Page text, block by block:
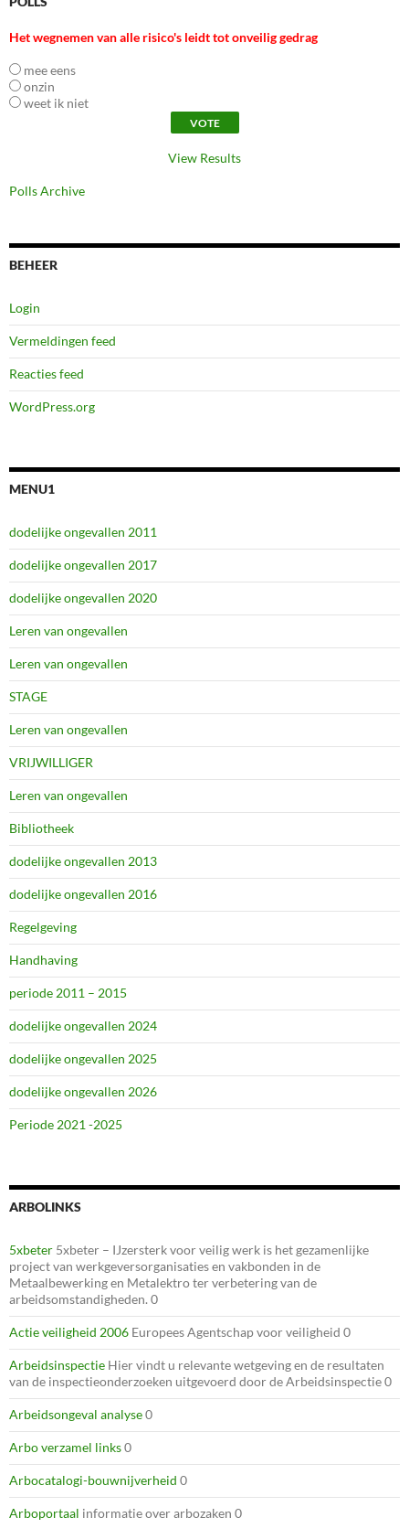
Het wegnemen van alle risico's leidt tot onveilig gedrag
mee eens
onzin
weet ik niet
View Results
Polls Archive
BEHEER
Login
Vermeldingen feed
Reacties feed
WordPress.org
MENU1
dodelijke ongevallen 2011
dodelijke ongevallen 2017
dodelijke ongevallen 2020
Leren van ongevallen
Leren van ongevallen
STAGE
Leren van ongevallen
VRIJWILLIGER
Leren van ongevallen
Bibliotheek
dodelijke ongevallen 2013
dodelijke ongevallen 2016
Regelgeving
Handhaving
periode 2011 – 2015
dodelijke ongevallen 2024
dodelijke ongevallen 2025
dodelijke ongevallen 2026
Periode 2021 -2025
ARBOLINKS
5xbeter 5xbeter – IJzersterk voor veilig werk is het gezamenlijke
project van werkgeversorganisaties en vakbonden in de
Metaalbewerking en Metalektro ter verbetering van de
arbeidsomstandigheden. 0
Actie veiligheid 2006 Europees Agentschap voor veiligheid 0
Arbeidsinspectie Hier vindt u relevante wetgeving en de resultaten
van de inspectieonderzoeken uitgevoerd door de Arbeidsinspectie 0
Arbeidsongeval analyse0
Arbo verzamel links0
Arbocatalogi-bouwnijverheid 0
Arboportaal informatie over arbozaken 0